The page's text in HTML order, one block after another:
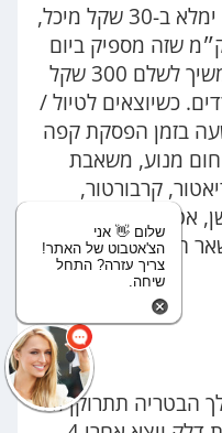
לא, הוא ישים עמדה בחניה, ימלא ב-30 שקל מיכל,
לו טווח של 400-450 ק״מ שזה מספיק ביום
יום כמעט לכל דבר ואתה תמשיך לשלם 300 שקל
כשיוצאים לטיול /
בזמן הפסקת קפה
- חום מנוע, משאבת
קרבורטור,
אטם כלשהו, גיר
הצרות של מנוע
הבטריה תתרוקן ולו
שלום 👋 אני
הצ'אטבוט של האתר!
צריך עזרה? התחל
שיחה.